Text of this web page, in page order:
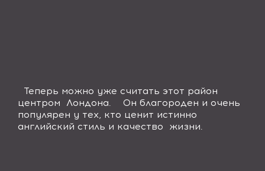
Теперь можно уже считать этот район
центром Лондона. Он благороден и очень
популярен у тех, кто ценит истинно
английский стиль и качество жизни.